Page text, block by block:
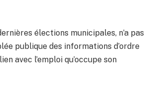
élections municipales, n’a pas
publique des informations d’ordre
avec l’emploi qu’occupe son